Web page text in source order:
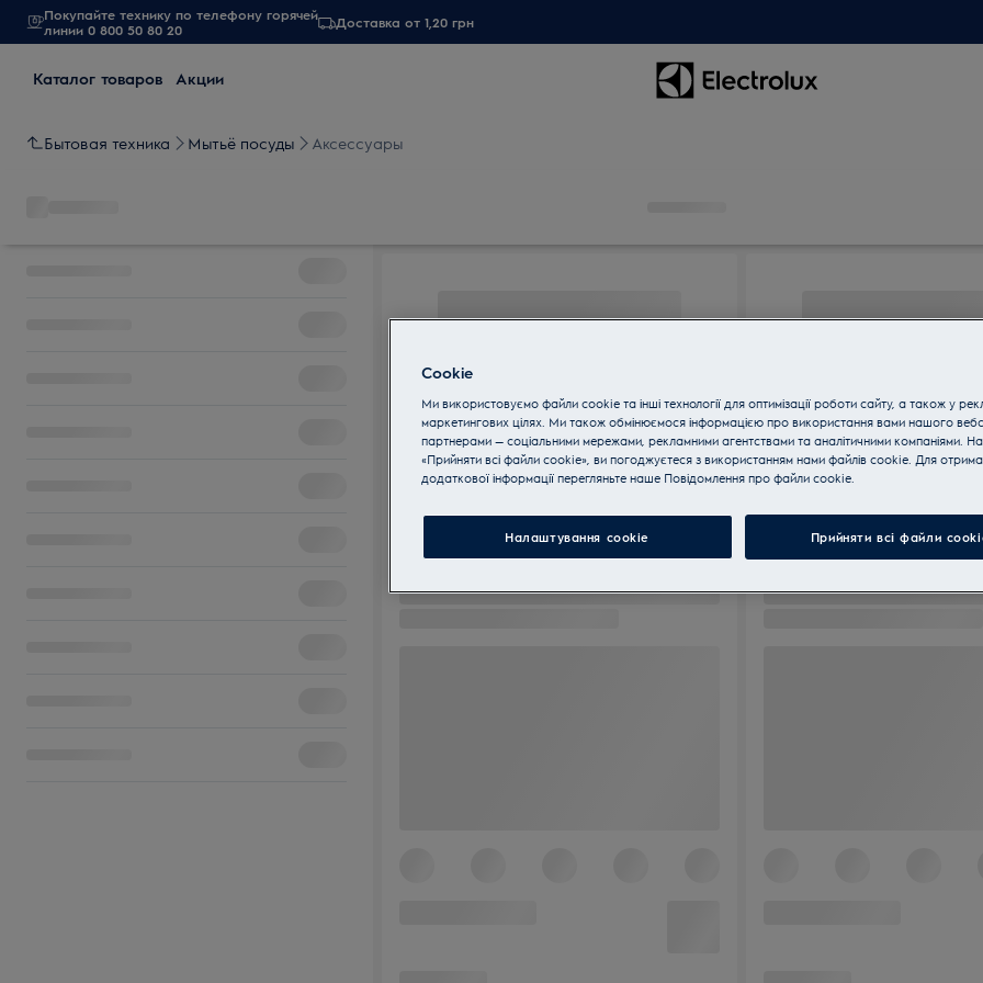
Покупайте технику по телефону горячей
линии 0 800 50 80 20
Доставка от 1,20 грн
Каталог товаров Акции
Бытовая техника Мытьё посуды Аксессуары
Cookie
Ми використовуємо файли cookie та інші технології для оптимізації роботи сайту, а також у
маркетингових цілях. Ми також обмінюємося інформацією про використання вами нашого
партнерами — соціальними мережами, рекламними агентствами та аналітичними компаніями.
«Прийняти всі файли cookie», ви погоджуєтеся з використанням нами файлів cookie. Для
додаткової інформації перегляньте наше Пoвідомлення прo файли cookie.
Налаштування cookie Прийняти всі файли